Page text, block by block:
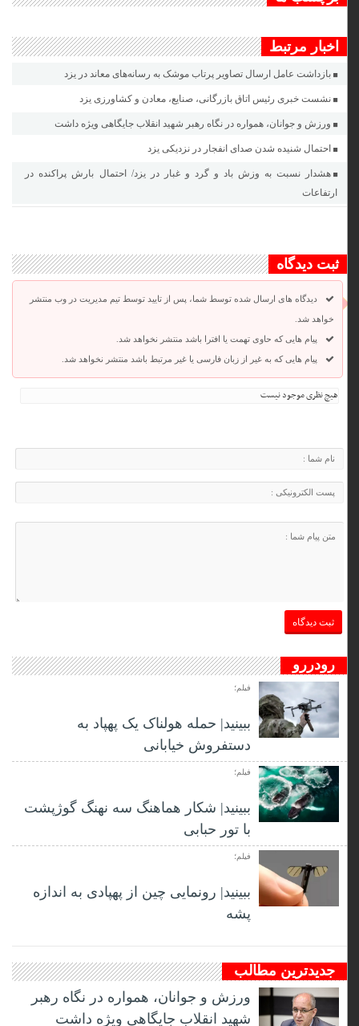
اخبار مرتبط
بازداشت عامل ارسال تصاویر پرتاب موشک به رسانه‌های معاند در یزد
نشست خبری رئیس اتاق بازرگانی، صنایع، معادن و کشاورزی یزد
ورزش و جوانان، همواره در نگاه رهبر شهید انقلاب جایگاهی ویژه داشت
احتمال شنیده شدن صدای انفجار در نزدیکی یزد
هشدار نسبت به وزش باد و گرد و غبار در یزد/ احتمال بارش پراکنده در
ارتفاعات
ثبت دیدگاه
دیدگاه های ارسال شده توسط شما، پس از تایید توسط تیم مدیریت در وب منتشر
خواهد شد.
پیام هایی که حاوی تهمت یا افترا باشد منتشر نخواهد شد.
پیام هایی که به غیر از زبان فارسی یا غیر مرتبط باشد منتشر نخواهد شد.
هیچ نظری موجود نیست
رودررو
فیلم؛
ببینید| حمله هولناک یک پهپاد به
دستفروش خیابانی
فیلم؛
ببینید| شکار هماهنگ سه نهنگ گوژپشت
با تور حبابی
فیلم؛
ببینید| رونمایی چین از پهپادی به اندازه
پشه
جدیدترین مطالب
ورزش و جوانان، همواره در نگاه رهبر
شهید انقلاب جایگاهی ویژه داشت